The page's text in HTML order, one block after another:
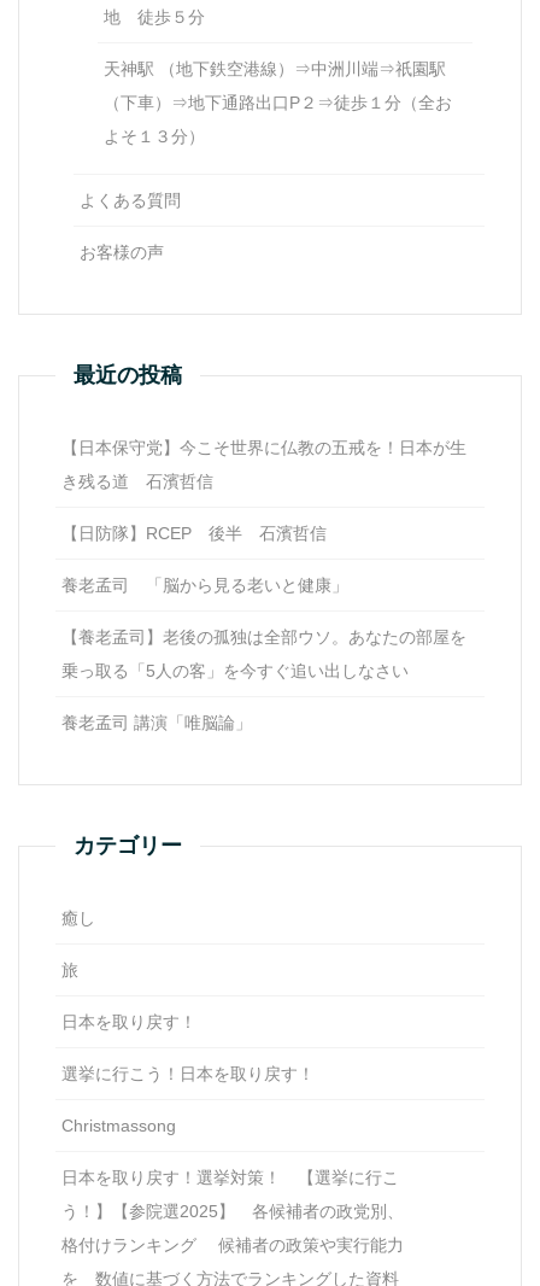
地 徒歩５分
天神駅 （地下鉄空港線）⇒中洲川端⇒祇園駅
（下車）⇒地下通路出口P２⇒徒歩１分（全お
よそ１３分）
よくある質問
お客様の声
最近の投稿
【日本保守党】今こそ世界に仏教の五戒を！日本が生
き残る道 石濱哲信
【日防隊】RCEP 後半 石濱哲信
養老孟司 「脳から見る老いと健康」
【養老孟司】老後の孤独は全部ウソ。あなたの部屋を
乗っ取る「5人の客」を今すぐ追い出しなさい
養老孟司 講演「唯脳論」
カテゴリー
癒し
旅
日本を取り戻す！
選挙に行こう！日本を取り戻す！
Christmassong
日本を取り戻す！選挙対策！ 【選挙に行こ
う！】【参院選2025】 各候補者の政党別、
格付けランキング 候補者の政策や実行能力
を 数値に基づく方法でランキングした資料